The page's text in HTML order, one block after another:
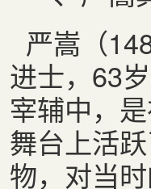
严嵩（
进士，63
宰辅中，
舞台上活
物，对当